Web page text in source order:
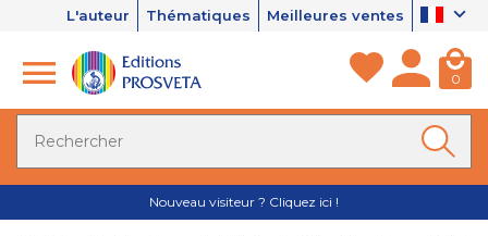
L'auteur Thématiques Meilleures ventes
0
Nouveau visiteur ? Cliquez ici !